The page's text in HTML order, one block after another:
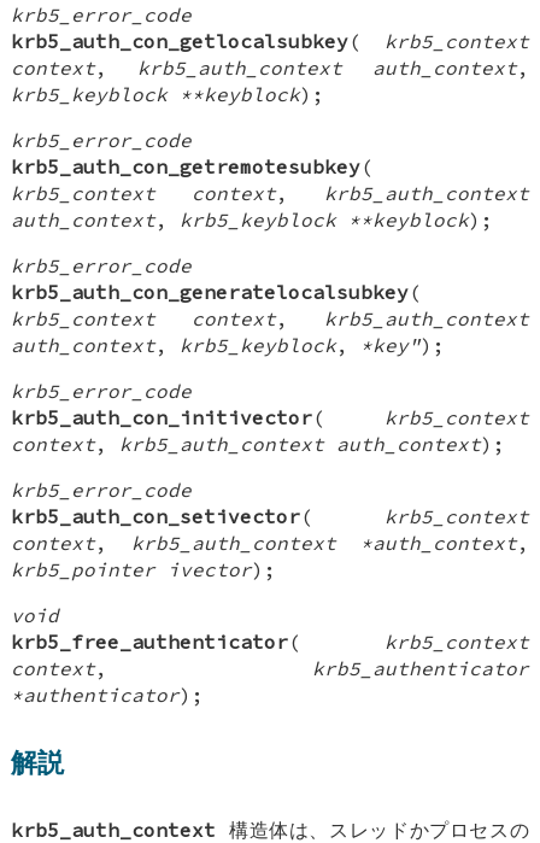
krb5_error_code
krb5_auth_con_getlocalsubkey(
krb5_context
context, krb5_auth_context auth_context,
krb5_keyblock **keyblock);
krb5_error_code
krb5_auth_con_getremotesubkey(
krb5_context context,
krb5_auth_context
auth_context, krb5_keyblock **keyblock);
krb5_error_code
krb5_auth_con_generatelocalsubkey(
krb5_context context,
krb5_auth_context
auth_context, krb5_keyblock, *key");
krb5_error_code
krb5_auth_con_initivector(
krb5_context
context, krb5_auth_context auth_context);
krb5_error_code
krb5_auth_con_setivector(
krb5_context
context, krb5_auth_context *auth_context,
krb5_pointer ivector);
void
krb5_free_authenticator(
krb5_context
context,
krb5_authenticator
*authenticator);
解説
krb5_auth_context 構造体は、スレッドかプロセスの